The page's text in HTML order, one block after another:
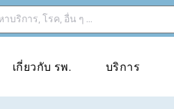
เกี่ยวกับ รพ. บริการ